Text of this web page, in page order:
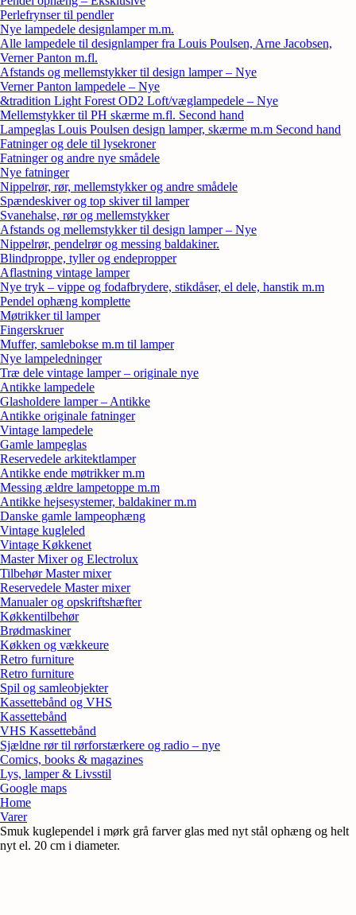
Perlefrynser til pendler
Nye lampedele designlamper m.m.
Alle lampedele til designlamper fra Louis Poulsen, Arne Jacobsen,
Verner Panton m.fl.
Afstands og mellemstykker til design lamper – Nye
Verner Panton lampedele – Nye
&tradition Light Forest OD2 Loft/væglampedele – Nye
Mellemstykker til PH skærme m.fl. Second hand
Lampeglas Louis Poulsen design lamper, skærme m.m Second hand
Fatninger og dele til lysekroner
Fatninger og andre nye smådele
Nye fatninger
Nippelrør, rør, mellemstykker og andre smådele
Spændeskiver og top skiver til lamper
Svanehalse, rør og mellemstykker
Afstands og mellemstykker til design lamper – Nye
Nippelrør, pendelrør og messing baldakiner.
Blindproppe, tyller og endepropper
Aflastning vintage lamper
Nye tryk – vippe og fodafbrydere, stikdåser, el dele, hanstik m.m
Pendel ophæng komplette
Møtrikker til lamper
Fingerskruer
Muffer, samlebokse m.m til lamper
Nye lampeledninger
Træ dele vintage lamper – originale nye
Antikke lampedele
Glasholdere lamper – Antikke
Antikke originale fatninger
Vintage lampedele
Gamle lampeglas
Reservedele arkitektlamper
Antikke ende møtrikker m.m
Messing ældre lampetoppe m.m
Antikke hejsesystemer, baldakiner m.m
Danske gamle lampeophæng
Vintage kugleled
Vintage Køkkenet
Master Mixer og Electrolux
Tilbehør Master mixer
Reservedele Master mixer
Manualer og opskriftshæfter
Køkkentilbehør
Brødmaskiner
Køkken og vækkeure
Retro furniture
Retro furniture
Spil og samleobjekter
Kassettebånd og VHS
Kassettebånd
VHS Kassettebånd
Sjældne rør til rørforstærkere og radio – nye
Comics, books & magazines
Lys, lamper & Livsstil
Google maps
Home
Varer
Smuk kuglependel i mørk grå farver glas med nyt stål ophæng og helt
nyt el. 20 cm i diameter.